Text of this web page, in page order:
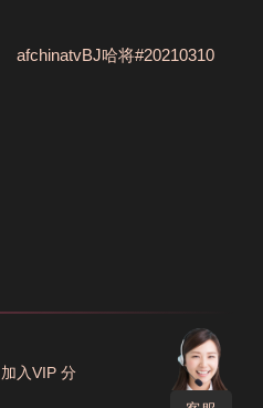
afchinatvBJ哈将#20210310
加入VIP 分